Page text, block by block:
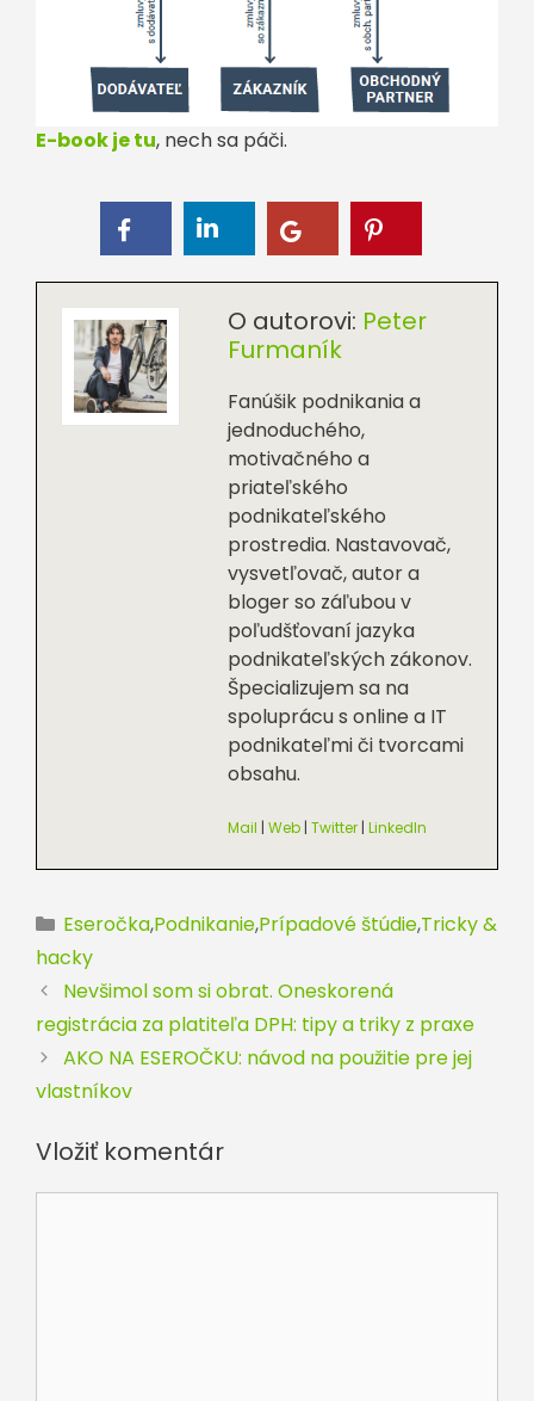
E-book je tu, nech sa páči.
O autorovi: Peter
Furmaník
Fanúšik podnikania a
jednoduchého,
motivačného a
priateľského
podnikateľského
prostredia. Nastavovač,
vysvetľovač, autor a
bloger so záľubou v
poľudšťovaní jazyka
podnikateľských zákonov.
Špecializujem sa na
spoluprácu s online a IT
podnikateľmi či tvorcami
obsahu.
Mail | Web | Twitter | LinkedIn
Kategórie
Eseročka,Podnikanie,Prípadové štúdie,Tricky &
hacky
Nevšimol som si obrat. Oneskorená
registrácia za platiteľa DPH: tipy a triky z praxe
AKO NA ESEROČKU: návod na použitie pre jej
vlastníkov
Vložiť komentár